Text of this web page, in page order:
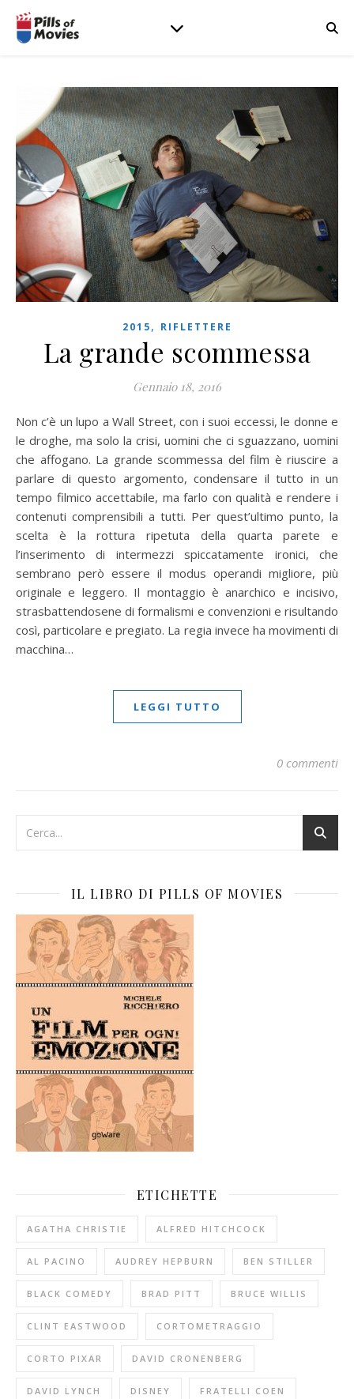
2015, RIFLETTERE
La grande scommessa
Gennaio 18, 2016
Non c’è un lupo a Wall Street, con i suoi eccessi, le donne e
le droghe, ma solo la crisi, uomini che ci sguazzano, uomini
che affogano. La grande scommessa del film è riuscire a
parlare di questo argomento, condensare il tutto in un
tempo filmico accettabile, ma farlo con qualità e rendere i
contenuti comprensibili a tutti. Per quest’ultimo punto, la
scelta è la rottura ripetuta della quarta parete e
l’inserimento di intermezzi spiccatamente ironici, che
sembrano però essere il modus operandi migliore, più
originale e leggero. Il montaggio è anarchico e incisivo,
strasbattendosene di formalismi e convenzioni e risultando
così, particolare e pregiato. La regia invece ha movimenti di
macchina…
LEGGI TUTTO
0 commenti
IL LIBRO DI PILLS OF MOVIES
ETICHETTE
AGATHA CHRISTIE ALFRED HITCHCOCK
AL PACINO AUDREY HEPBURN BEN STILLER
BLACK COMEDY BRAD PITT BRUCE WILLIS
CLINT EASTWOOD CORTOMETRAGGIO
CORTO PIXAR DAVID CRONENBERG
DAVID LYNCH DISNEY FRATELLI COEN